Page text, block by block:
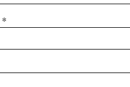
*